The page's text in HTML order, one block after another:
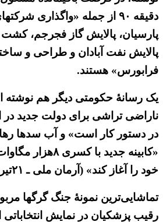
دقیقه ۹۰ از جمله «واگذاری
پارسیان، پالایش گاز فجرجم،
پالایش نفت آبادان و طراحی و
فرابورس» هستند.
یک رسانهٔ حکومتی دیگر هم
ناراضی‌ تراشی برای دولت جدید در
در دستور کار است» و آب سدها
«کابینه جدید با
خود را آغاز کند» (آرمان ملی ـ ۲۱تیر).
تماشایی‌ترین نمونهٔ جنگ گرگها
رقیب پزشکیان در نمایش